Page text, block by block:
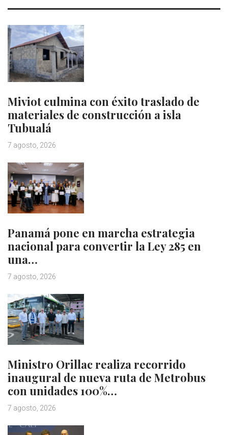
Miviot culmina con éxito traslado de
materiales de construcción a isla
Tubualá
7 agosto, 2026
Panamá pone en marcha estrategia
nacional para convertir la Ley 285 en
una…
7 agosto, 2026
Ministro Orillac realiza recorrido
inaugural de nueva ruta de Metrobus
con unidades 100%…
7 agosto, 2026